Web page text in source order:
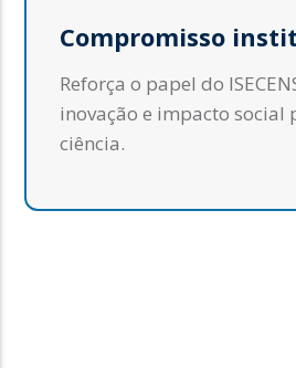
Compromisso
Reforça o papel do
inovação e impacto social
ciência.